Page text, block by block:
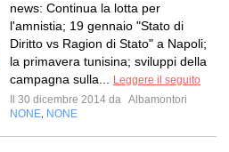
news: Continua la lotta per
l'amnistia; 19 gennaio "Stato di
Diritto vs Ragion di Stato" a Napoli;
la primavera tunisina; sviluppi della
campagna sulla...
Leggere il seguito
Il 30 dicembre 2014 da Albamontori
NONE NONE